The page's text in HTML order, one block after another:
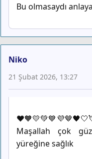
Bu olmasaydı
Niko
21 Şubat 2026, 13:27
Maşallah çok
yüreğine sağlık